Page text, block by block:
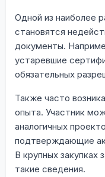
Одной из наиболее
становятся
документы.
устаревшие
обязательных
Также часто
опыта. Участник
аналогичных
подтверждающие
В крупных закупках
такие сведения.